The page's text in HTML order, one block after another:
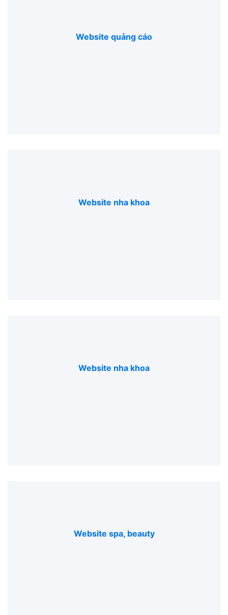
Website quảng cáo
Website nha khoa
Website nha khoa
Website spa, beauty